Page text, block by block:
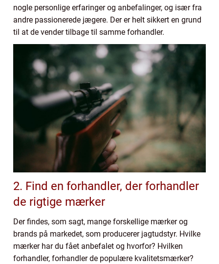
nogle personlige erfaringer og anbefalinger, og især fra
andre passionerede jægere. Der er helt sikkert en grund
til at de vender tilbage til samme forhandler.
2. Find en forhandler, der forhandler
de rigtige mærker
Der findes, som sagt, mange forskellige mærker og
brands på markedet, som producerer jagtudstyr. Hvilke
mærker har du fået anbefalet og hvorfor? Hvilken
forhandler, forhandler de populære kvalitetsmærker?